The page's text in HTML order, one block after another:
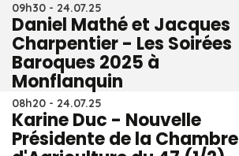
09h30 - 24.07.25
Daniel Mathé et Jacques
Charpentier - Les Soirées
Baroques 2025 à
Monflanquin
08h20 - 24.07.25
Karine Duc - Nouvelle
Présidente de la Chambre